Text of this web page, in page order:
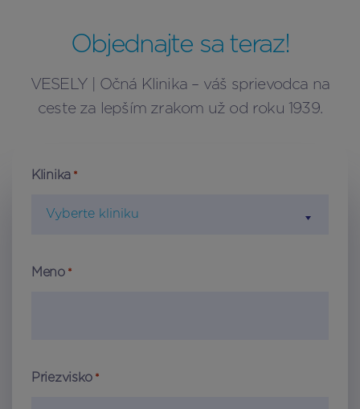
Objednajte sa teraz!
VESELY | Očná Klinika – váš sprievodca na
ceste za lepším zrakom už od roku 1939.
Klinika *
Vyberte kliniku
Meno *
Priezvisko *